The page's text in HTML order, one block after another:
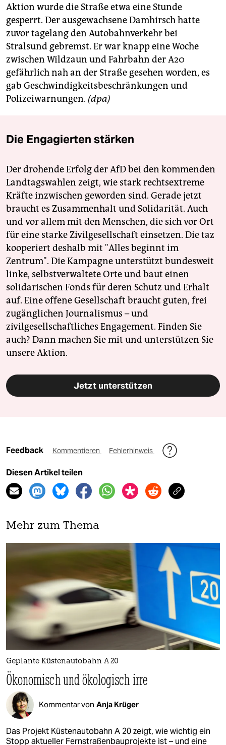
unterstützen
abo
genossenschaft
epaper login
Aktion wurde die Straße etwa eine Stunde
gesperrt. Der ausgewachsene Damhirsch hatte
zuvor tagelang den Autobahnverkehr bei
Stralsund gebremst. Er war knapp eine Woche
zwischen Wildzaun und Fahrbahn der A20
gefährlich nah an der Straße gesehen worden, es
gab Geschwindigkeitsbeschränkungen und
Polizeiwarnungen. (dpa)
Die Engagierten stärken
Der drohende Erfolg der AfD bei den kommenden
Landtagswahlen zeigt, wie stark rechtsextreme
Kräfte inzwischen geworden sind. Gerade jetzt
braucht es Zusammenhalt und Solidarität. Auch
und vor allem mit den Menschen, die sich vor Ort
für eine starke Zivilgesellschaft einsetzen. Die taz
kooperiert deshalb mit "Alles beginnt im
Zentrum". Die Kampagne unterstützt bundesweit
linke, selbstverwaltete Orte und baut einen
solidarischen Fonds für deren Schutz und Erhalt
auf. Eine offene Gesellschaft braucht guten, frei
zugänglichen Journalismus – und
zivilgesellschaftliches Engagement. Finden Sie
auch? Dann machen Sie mit und unterstützen Sie
unsere Aktion.
Jetzt unterstützen
Feedback Kommentieren Fehlerhinweis
Diesen Artikel teilen
Mehr zum Thema
Geplante Küstenautobahn A 20
Ökonomisch und ökologisch irre
Kommentar von Anja Krüger
Das Projekt Küstenautobahn A 20 zeigt, wie wichtig ein
Stopp aktueller Fernstraßenbauprojekte ist – und eine